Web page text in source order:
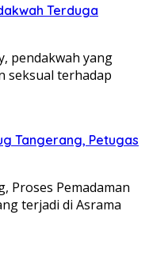
Terduga
pendakwah yang
seksual terhadap
Tangerang, Petugas
Proses Pemadaman
terjadi di Asrama